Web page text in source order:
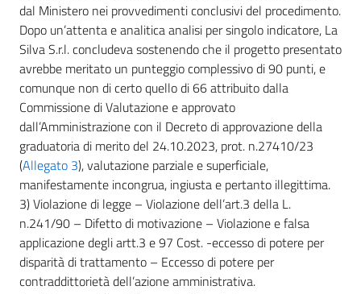
dal Ministero nei provvedimenti conclusivi del procedimento.
Dopo un’attenta e analitica analisi per singolo indicatore, La
Silva S.r.l. concludeva sostenendo che il progetto presentato
avrebbe meritato un punteggio complessivo di 90 punti, e
comunque non di certo quello di 66 attribuito dalla
Commissione di Valutazione e approvato
dall’Amministrazione con il Decreto di approvazione della
graduatoria di merito del 24.10.2023, prot. n.27410/23
(Allegato 3), valutazione parziale e superficiale,
manifestamente incongrua, ingiusta e pertanto illegittima.
3) Violazione di legge – Violazione dell’art.3 della L.
n.241/90 – Difetto di motivazione – Violazione e falsa
applicazione degli artt.3 e 97 Cost. -eccesso di potere per
disparità di trattamento – Eccesso di potere per
contraddittorietà dell’azione amministrativa.